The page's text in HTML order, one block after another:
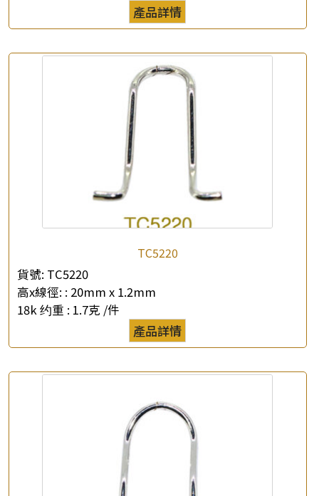
*聯絡電話
查詢以下產品
產品詳情
TC5220
貨號: TC5220
高x線徑: : 20mm x 1.2mm
18k 约重 : 1.7克 /件
產品詳情